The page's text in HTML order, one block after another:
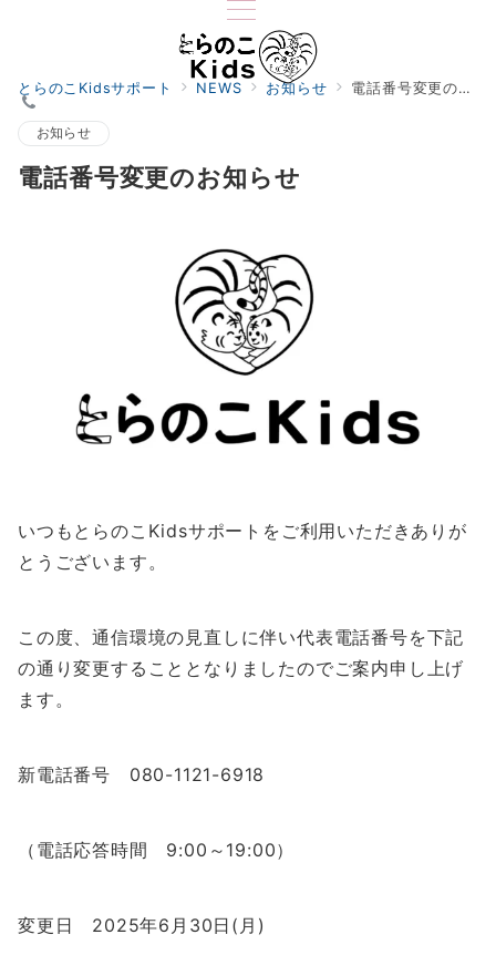
とらのこKidsサポート NEWS お知らせ 電話番号変更のお知らせ
お知らせ
電話番号変更のお知らせ
いつもとらのこKidsサポートをご利用いただきありが
とうございます。
この度、通信環境の見直しに伴い代表電話番号を下記
の通り変更することとなりましたのでご案内申し上げ
ます。
新電話番号 080-1121-6918
（電話応答時間 9:00～19:00）
変更日 2025年6月30日(月)